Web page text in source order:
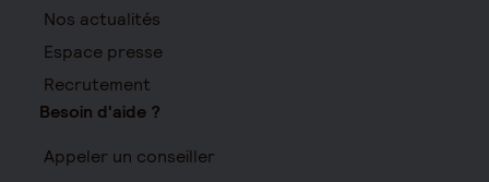
Nos actualités
Espace presse
Recrutement
Besoin d'aide ?
Appeler un conseiller